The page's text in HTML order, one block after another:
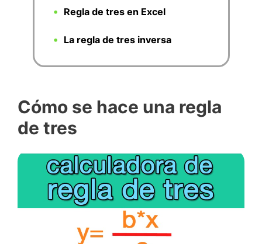
Regla de tres en Excel
La regla de tres inversa
Cómo se hace una regla
de tres